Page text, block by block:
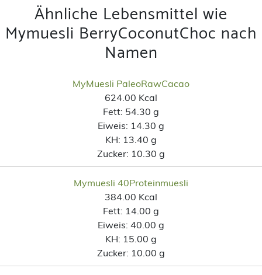
Ähnliche Lebensmittel wie
Mymuesli BerryCoconutChoc nach
Namen
MyMuesli PaleoRawCacao
624.00 Kcal
Fett: 54.30 g
Eiweis: 14.30 g
KH: 13.40 g
Zucker: 10.30 g
Mymuesli 40Proteinmuesli
384.00 Kcal
Fett: 14.00 g
Eiweis: 40.00 g
KH: 15.00 g
Zucker: 10.00 g